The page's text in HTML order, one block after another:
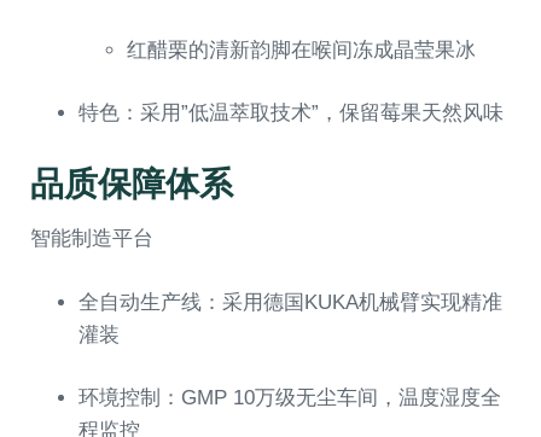
红醋栗的清新韵脚在喉间冻成晶莹果冰
特色：采用”低温萃取技术”，保留莓果天然风味
品质保障体系
智能制造平台
全自动生产线：采用德国KUKA机械臂实现精准
灌装
环境控制：GMP 10万级无尘车间，温度湿度全
程监控